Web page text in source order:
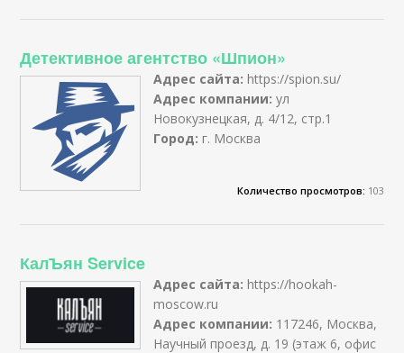
Детективное агентство «Шпион»
Адрес сайта: https://spion.su/
Адрес компании:ул
Новокузнецкая, д. 4/12, стр.1
Город: г. Москва
Количество просмотров: 103
КалЪян Service
Адрес сайта: https://hookah-
moscow.ru
Адрес компании: 117246, Москва,
Научный проезд, д. 19 (этаж 6, офис